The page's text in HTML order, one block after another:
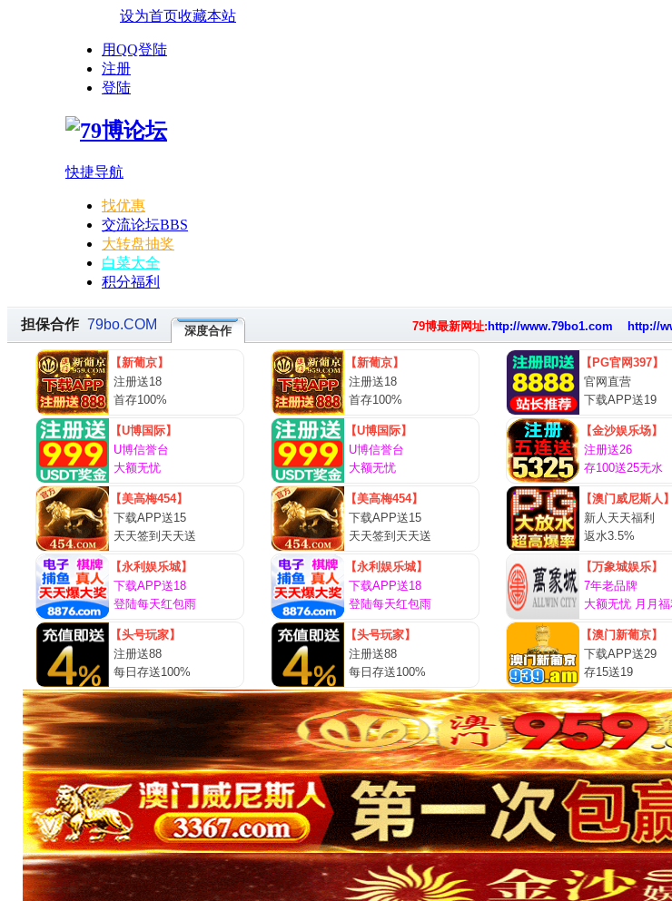
设为首页收藏本站
用QQ登陆
注册
登陆
快捷导航
找优惠
交流论坛BBS
大转盘抽奖
白菜大全
积分福利